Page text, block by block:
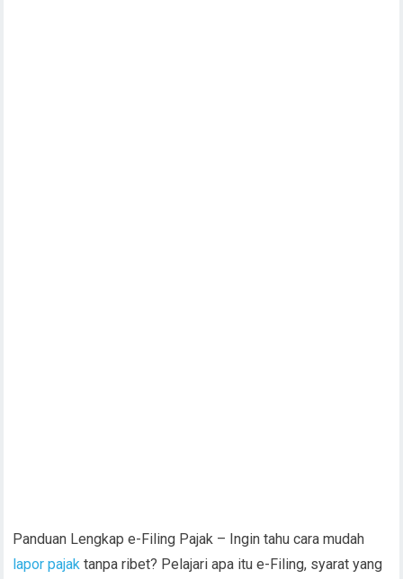
Panduan Lengkap e-Filing Pajak – Ingin tahu cara mudah
lapor pajak tanpa ribet? Pelajari apa itu e-Filing, syarat yang